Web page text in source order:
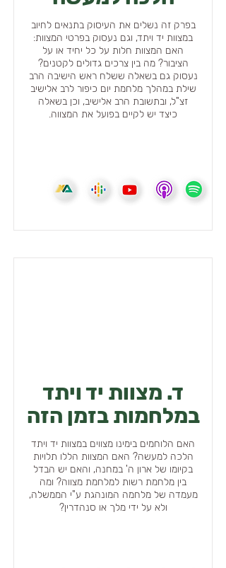
בפרק זה נשלים את העיסוק בתנאים לחיוב
במצוות יד ויתד, וגם נעסוק בפרטי המצוות:
האם המצוות חלות על כל יחיד או על
הציבור? מה בין צרכים גדולים לקטנים?
נעסוק גם בשאלה ששלח ראש הישיבה הרב
שילת במהלך מלחמת יום כיפור לרב אלישיב
זצ"ל, ובתשובת הרב אלישיב, וכן בשאלה
כיצד יש לקיים בפועל את המצווה.
ד. מצוות יד ויתד
במלחמות בזמן הזה
האם הלוחמים בימינו מצווים במצוות יד ויתד
הלכה למעשה? האם המצוות הללו תלויות
בקיומו של ארון ה' במחנה, והאם יש הבדל
בין מלחמת רשות למלחמת מצווה? ומה
מעמדה של מלחמה המונהגת ע"י הממשלה,
ולא על ידי מלך או סנהדרין?